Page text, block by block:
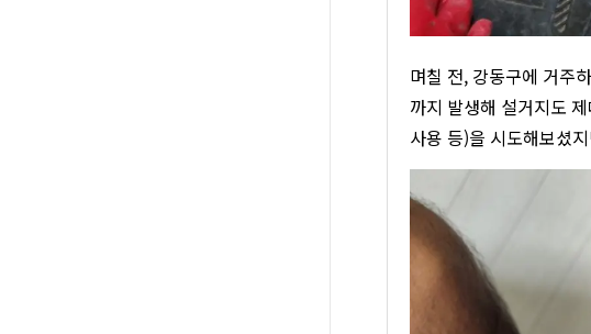
며칠 전, 강동구에 거주
까지 발생해 설거지도
사용 등)을 시도해보셨